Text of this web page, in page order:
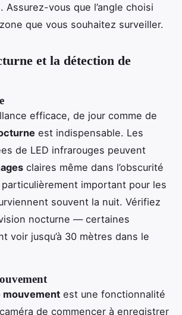
Assurez-vous que l’angle choisi
que vous souhaitez surveiller.
et la détection de
efficace, de jour comme de
est indispensable. Les
de LED infrarouges peuvent
claires même dans l’obscurité
important pour les
souvent la nuit. Vérifiez
nocturne — certaines
voir jusqu’à 30 mètres dans le
mouvement est une fonctionnalité
de commencer à enregistrer